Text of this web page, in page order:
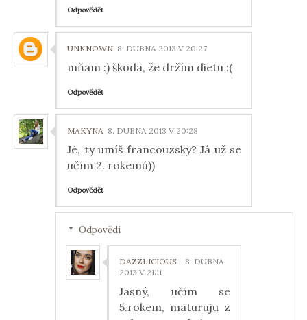
Odpovědět
UNKNOWN 8. DUBNA 2013 V 20:27
mňam :) škoda, že držím dietu :(
Odpovědět
MAKYNA 8. DUBNA 2013 V 20:28
Jé, ty umíš francouzsky? Já už se
učím 2. rokemú))
Odpovědět
Odpovědi
DAZZLICIOUS
8. DUBNA
2013 V 21:11
Jasný, učím se
5.rokem, maturuju z